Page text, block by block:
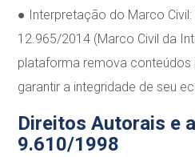
●
Interpretação do Marco Civil
12.965/2014 (Marco Civil da
plataforma remova conteúdos
garantir a integridade de seu
Direitos Autorais e
9.610/1998